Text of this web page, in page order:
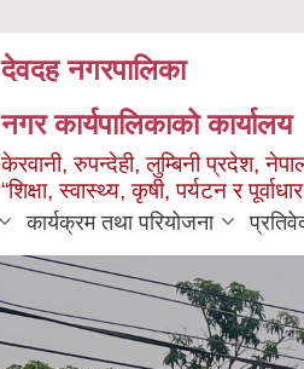
देवदह नगरपालिका
नगर कार्यपालिकाको कार्यालय
केरवानी, रुपन्देही, लुम्बिनी प्रदेश,
“शिक्षा, स्वास्थ्य, कृषी, पर्यटन र
कार्यक्रम तथा परियोजना